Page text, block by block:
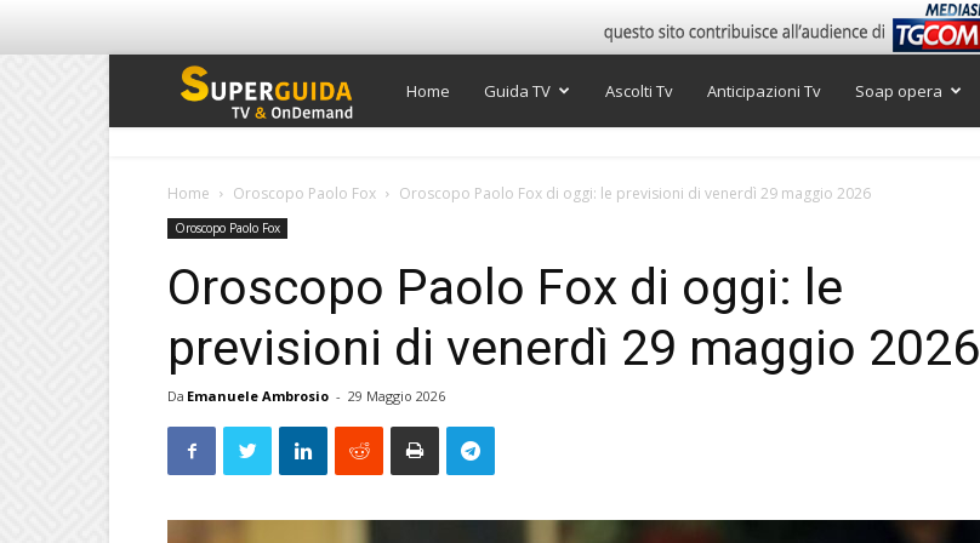
Super
Home Guida TV Ascolti Tv Anticipazioni Tv Soap opera
Home Oroscopo Paolo Fox Oroscopo Paolo Fox di oggi: le previsioni di venerdì 29 maggio 2026
Oroscopo Paolo Fox
Oroscopo Paolo Fox di oggi: le
previsioni di venerdì 29 maggio 2026
Da Emanuele Ambrosio - 29 Maggio 2026